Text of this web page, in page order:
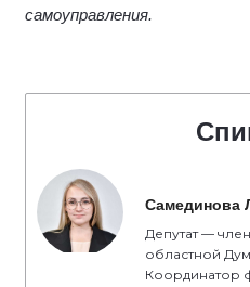
самоуправления.
Самединова
Депутат —
областной
Координатор